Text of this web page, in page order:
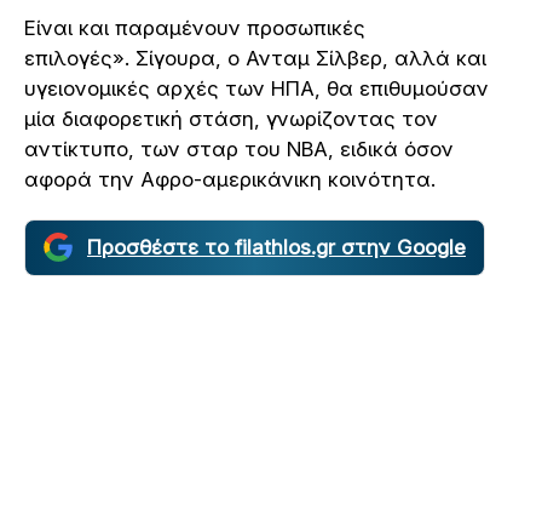
Είναι και παραμένουν προσωπικές
επιλογές». Σίγουρα, ο Ανταμ Σίλβερ, αλλά και
υγειονομικές αρχές των ΗΠΑ, θα επιθυμούσαν
μία διαφορετική στάση, γνωρίζοντας τον
αντίκτυπο, των σταρ του ΝΒΑ, ειδικά όσον
αφορά την Αφρο-αμερικάνικη κοινότητα.
Προσθέστε το filathlos.gr στην Google